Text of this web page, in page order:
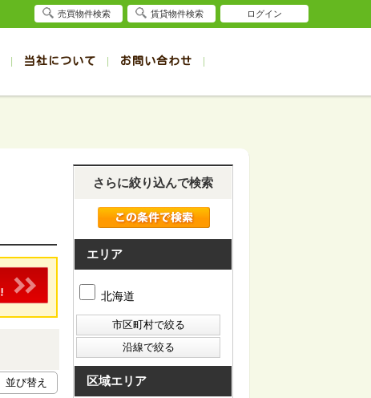
帯広の1DK～1LDK賃貸
帯広の2K～2LDK賃貸
帯広の3K～3LDK賃貸
旭川の1DK～1LDK賃貸
旭川の2K～2LDK賃貸
旭川の3K～3LDK賃貸
当社について お問い合わせ
さらに絞り込んで検索
エリア
北海道
区域エリア
売買物件検索 賃貸物件検索 ログイン